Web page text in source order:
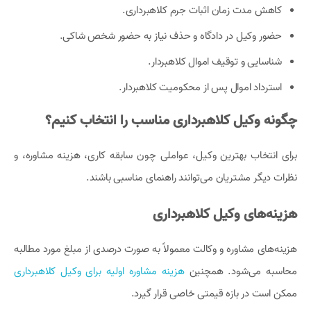
کاهش مدت زمان اثبات جرم کلاهبرداری.
حضور وکیل در دادگاه و حذف نیاز به حضور شخص شاکی.
شناسایی و توقیف اموال کلاهبردار.
استرداد اموال پس از محکومیت کلاهبردار.
چگونه وکیل کلاهبرداری مناسب را انتخاب کنیم؟
برای انتخاب بهترین وکیل، عواملی چون سابقه کاری، هزینه مشاوره، و
نظرات دیگر مشتریان می‌توانند راهنمای مناسبی باشند.
هزینه‌های وکیل کلاهبرداری
هزینه‌های مشاوره و وکالت معمولاً به صورت درصدی از مبلغ مورد مطالبه
محاسبه می‌شود. همچنینهزینه مشاوره اولیه برای وکیل کلاهبرداری
ممکن است در بازه قیمتی خاصی قرار گیرد.